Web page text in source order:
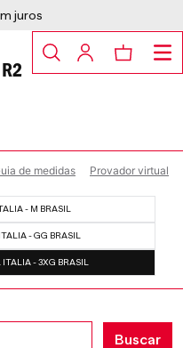
juros
Provador virtual
de medidas
- M BRASIL
- GG BRASIL
ITALIA - 3XG BRASIL